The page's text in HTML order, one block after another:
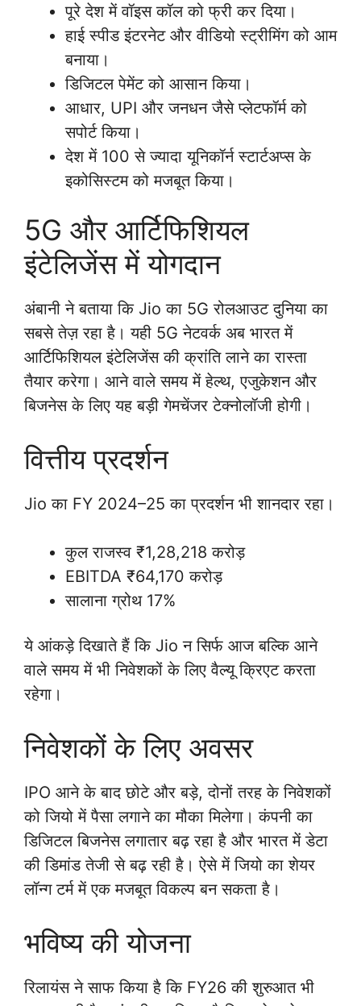
पूरे देश में वॉइस कॉल को फ्री कर दिया।
हाई स्पीड इंटरनेट और वीडियो स्ट्रीमिंग को आम
बनाया।
डिजिटल पेमेंट को आसान किया।
आधार, UPI और जनधन जैसे प्लेटफॉर्म को
सपोर्ट किया।
देश में 100 से ज्यादा यूनिकॉर्न स्टार्टअप्स के
इकोसिस्टम को मजबूत किया।
5G और आर्टिफिशियल
इंटेलिजेंस में योगदान
अंबानी ने बताया कि Jio का 5G रोलआउट दुनिया का
सबसे तेज़ रहा है। यही 5G नेटवर्क अब भारत में
आर्टिफिशियल इंटेलिजेंस की क्रांति लाने का रास्ता
तैयार करेगा। आने वाले समय में हेल्थ, एजुकेशन और
बिजनेस के लिए यह बड़ी गेमचेंजर टेक्नोलॉजी होगी।
वित्तीय प्रदर्शन
Jio का FY 2024–25 का प्रदर्शन भी शानदार रहा।
कुल राजस्व ₹1,28,218 करोड़
EBITDA ₹64,170 करोड़
सालाना ग्रोथ 17%
ये आंकड़े दिखाते हैं कि Jio न सिर्फ आज बल्कि आने
वाले समय में भी निवेशकों के लिए वैल्यू क्रिएट करता
रहेगा।
निवेशकों के लिए अवसर
IPO आने के बाद छोटे और बड़े, दोनों तरह के निवेशकों
को जियो में पैसा लगाने का मौका मिलेगा। कंपनी का
डिजिटल बिजनेस लगातार बढ़ रहा है और भारत में डेटा
की डिमांड तेजी से बढ़ रही है। ऐसे में जियो का शेयर
लॉन्ग टर्म में एक मजबूत विकल्प बन सकता है।
भविष्य की योजना
रिलायंस ने साफ किया है कि FY26 की शुरुआत भी